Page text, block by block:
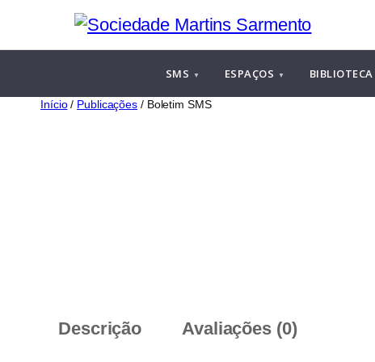
SMS ESPAÇOS BIBLIOTECA
Início/ Publicações / Boletim SMS
Descrição
Avaliações (0)